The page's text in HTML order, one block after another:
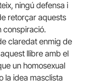
ningú defensa i
retorçar aquests
conspiració.
claredat enmig de
llibre amb el
un homosexual
la idea masclista